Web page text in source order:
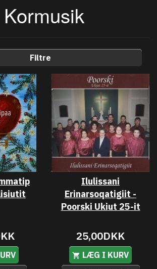
Kormusik
Filtre
Ilulissani
Erinarsoqatigiit -
Poorski Ukiut 25-it
25,00DKK
LÆG I KURV